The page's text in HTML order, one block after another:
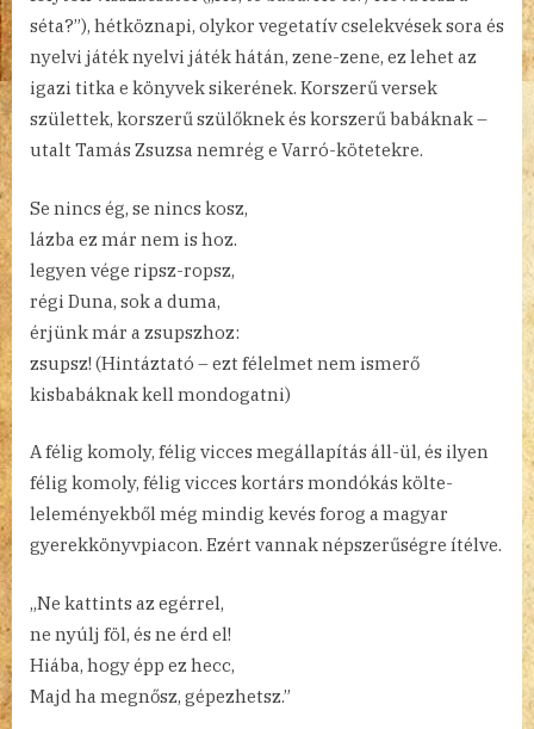
séta?”), hétköznapi, olykor vegetatív cselekvések sora és
nyelvi játék nyelvi játék hátán, zene-zene, ez lehet az
igazi titka e könyvek sikerének. Korszerű versek
születtek, korszerű szülőknek és korszerű babáknak –
utalt Tamás Zsuzsa nemrég e Varró-kötetekre.
Se nincs ég, se nincs kosz,
lázba ez már nem is hoz.
legyen vége ripsz-ropsz,
régi Duna, sok a duma,
érjünk már a zsupszhoz:
zsupsz! (Hintáztató – ezt félelmet nem ismerő
kisbabáknak kell mondogatni)
A félig komoly, félig vicces megállapítás áll-ül, és ilyen
félig komoly, félig vicces kortárs mondókás költe-
leleményekből még mindig kevés forog a magyar
gyerekkönyvpiacon. Ezért vannak népszerűségre ítélve.
„Ne kattints az egérrel,
ne nyúlj föl, és ne érd el!
Hiába, hogy épp ez hecc,
Majd ha megnősz, gépezhetsz.”